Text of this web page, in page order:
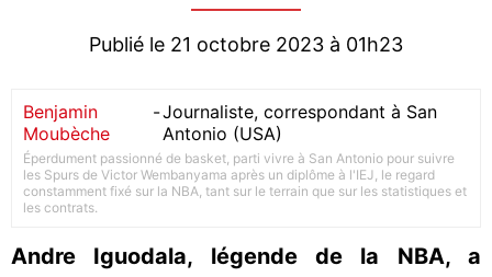
Publié le 21 octobre 2023 à 01h23
Benjamin
Moubèche
-Journaliste, correspondant à San
Antonio (USA)
Éperdument passionné de basket, parti vivre à San Antonio pour suivre
les Spurs de Victor Wembanyama après un diplôme à l'IEJ, le regard
constamment fixé sur la NBA, tant sur le terrain que sur les statistiques et
les contrats.
Andre Iguodala, légende de la NBA, a